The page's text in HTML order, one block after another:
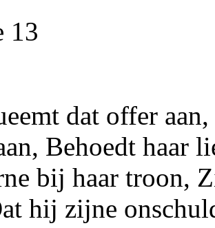
13
dat offer
Behoedt
bij haar troon,
hij zijne